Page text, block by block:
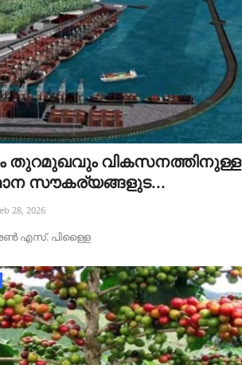
തുറമുഖവും വികസനത്തിനുള്ള
സൗകര്യങ്ങളുട...
28, 2026
എസ്. പിള്ളൈ